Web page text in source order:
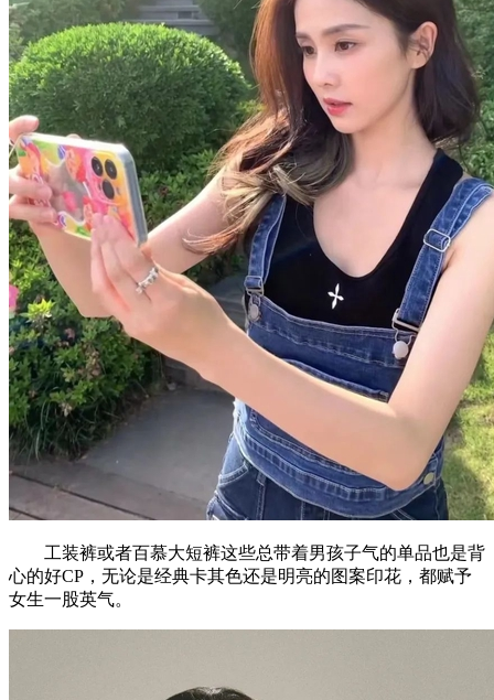
工装裤或者百慕大短裤这些总带着男孩子气的单品也是背
心的好CP，无论是经典卡其色还是明亮的图案印花，都赋予
女生一股英气。